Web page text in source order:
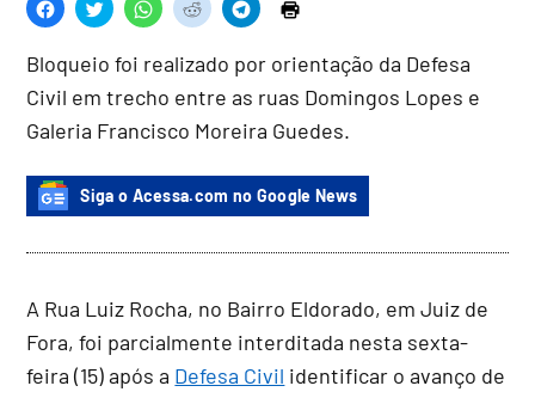
Bloqueio foi realizado por orientação da Defesa
Civil em trecho entre as ruas Domingos Lopes e
Galeria Francisco Moreira Guedes.
Siga o Acessa.com no Google News
A Rua Luiz Rocha, no Bairro Eldorado, em Juiz de
Fora, foi parcialmente interditada nesta sexta-
feira (15) após a Defesa Civil identificar o avanço de